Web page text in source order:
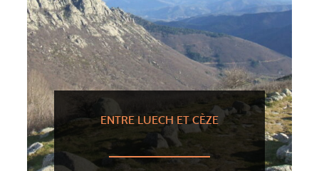
ENTRE LUECH ET CÈZE